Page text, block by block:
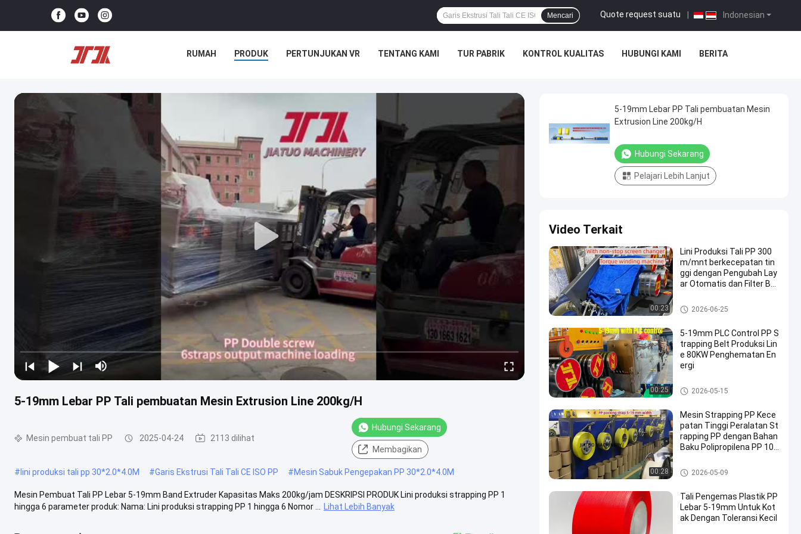
Indonesian
Quote request suatu
Mencari
RUMAH PRODUK PERTUNJUKAN VR TENTANG KAMI TUR PABRIK KONTROL KUALITAS HUBUNGI KAMI BERITA
5-19mm Lebar PP Tali pembuatan Mesin Extrusion Line 200kg/H
Mesin pembuat tali PP 2025-04-24 2113 dilihat
Hubungi Sekarang
Membagikan
#lini produksi tali pp 30*2.0*4.0M #Garis Ekstrusi Tali Tali CE ISO PP #Mesin Sabuk Pengepakan PP 30*2.0*4.0M
Mesin Pembuat Tali PP Lebar 5-19mm Band Extruder Kapasitas Maks 200kg/jam DESKRIPSI PRODUK Lini produksi strapping PP 1
hingga 6 parameter produk: Nama: Lini produksi strapping PP 1 hingga 6 Nomor ...
Lihat Lebih Banyak
5-19mm Lebar PP Tali pembuatan Mesin
Extrusion Line 200kg/H
Hubungi Sekarang
Pelajari Lebih Lanjut
Video Terkait
00:23
Lini Produksi Tali PP 300
m/mnt berkecepatan tin
ggi dengan Pengubah Lay
ar Otomatis dan Filter Be
Mesin pembuat tali PP
2026-06-25
00:25
5-19mm PLC Control PP S
trapping Belt Produksi Lin
e 80KW Penghematan En
ergi
Mesin pembuat tali PP
2026-05-15
00:28
Mesin Strapping PP Kece
patan Tinggi Peralatan St
rapping PP dengan Bahan
Baku Polipropilena PP 10
Mesin pembuat tali PP
2026-05-09
Tali Pengemas Plastik PP
Lebar 5-19mm Untuk Kot
ak Dengan Toleransi Kecil